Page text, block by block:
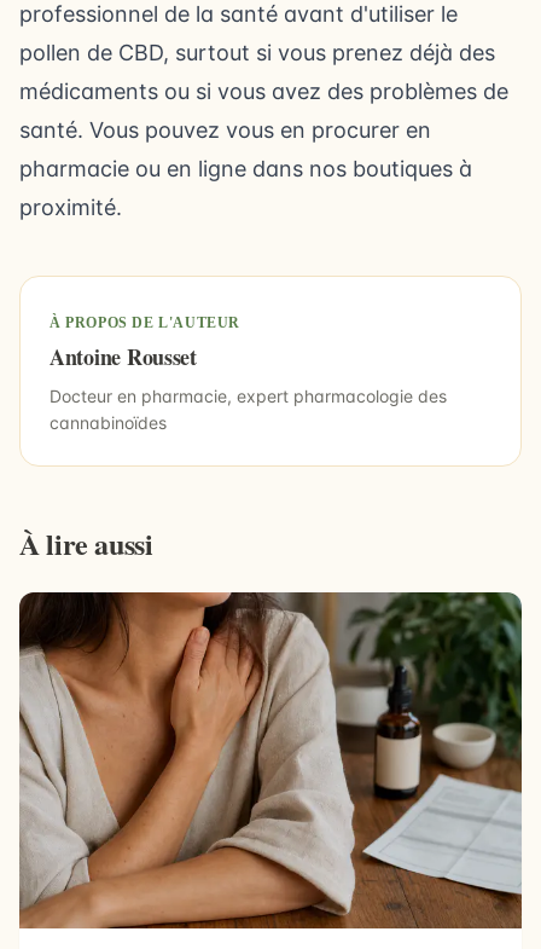
professionnel de la santé avant d'utiliser le
pollen de CBD, surtout si vous prenez déjà des
médicaments ou si vous avez des problèmes de
santé. Vous pouvez vous en procurer en
pharmacie ou en ligne dans nos boutiques à
proximité.
À PROPOS DE L'AUTEUR
Antoine Rousset
Docteur en pharmacie, expert pharmacologie des
cannabinoïdes
À lire aussi